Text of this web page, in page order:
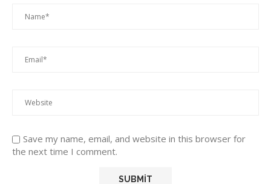
Save my name, email, and website in this browser for
the next time I comment.